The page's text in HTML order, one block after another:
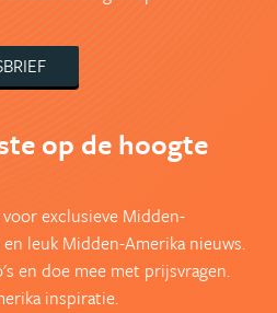
op de hoogte
exclusieve Midden-
leuk Midden-Amerika nieuws.
en doe mee met prijsvragen.
inspiratie.